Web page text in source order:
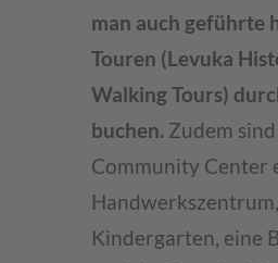
man auch geführte
Touren (Levuka
Walking Tours)
buchen. Zudem
Community Center
Kindergarten, eine